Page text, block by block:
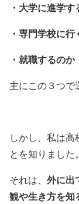
・大学に進学す
・専門学校に行
・就職するのか
主にこの３つで
しかし、私は
とを知りました。
それは、 外に出
観や生き方を知